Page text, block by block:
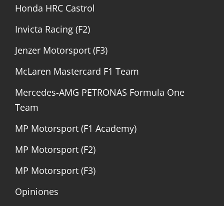
Honda HRC Castrol
Invicta Racing (F2)
Jenzer Motorsport (F3)
McLaren Mastercard F1 Team
Mercedes-AMG PETRONAS Formula One
Team
MP Motorsport (F1 Academy)
MP Motorsport (F2)
MP Motorsport (F3)
Opiniones